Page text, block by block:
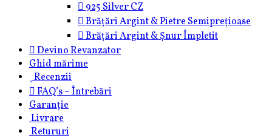
925 Silver CZ
Brățări Argint & Pietre Semiprețioase
Brățări Argint & Șnur Împletit
Devino Revanzator
Ghid mărime
Recenzii
FAQ’s – Întrebări
Garanție
Livrare
Retururi